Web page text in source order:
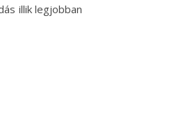
illik legjobban